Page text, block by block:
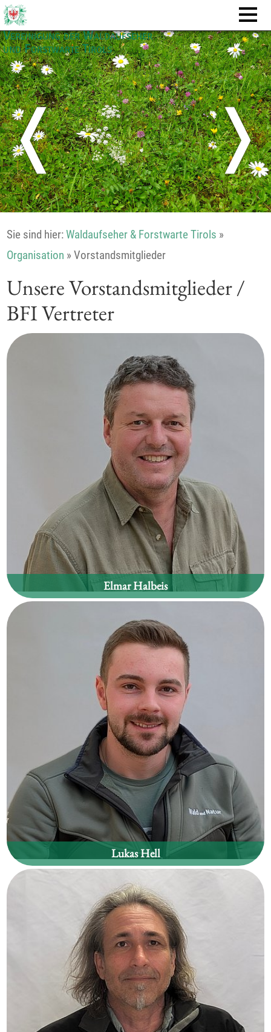
Vereinigung der Waldaufseher
und Forstwarte Tirols
❬ ❭
Sie sind hier:Waldaufseher & Forstwarte Tirols »
Organisation »Vorstandsmitglieder
Unsere Vorstandsmitglieder /
BFI Vertreter
Elmar Halbeis
Lukas Hell